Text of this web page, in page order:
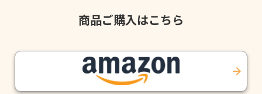
商品ご購入はこちら